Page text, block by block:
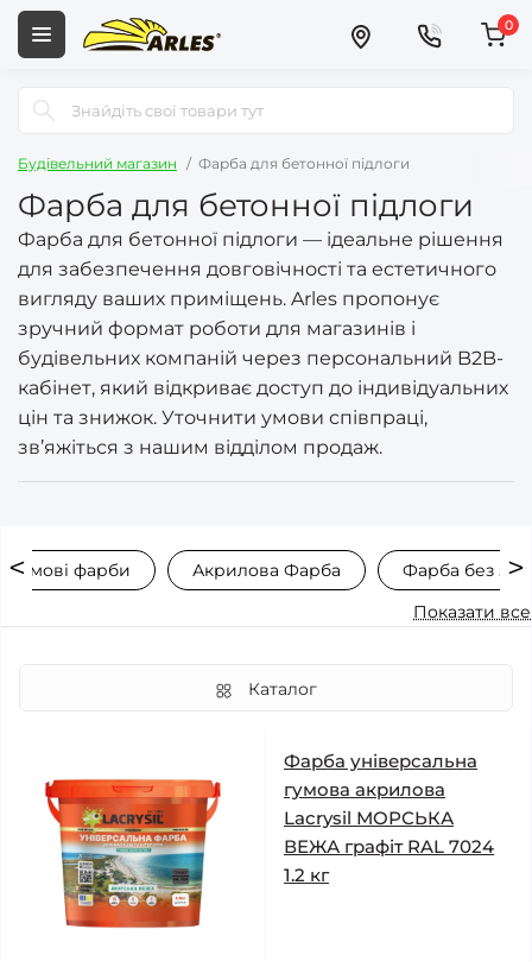
0
Будівельний магазин Фарба для бетонної підлоги
Фарба для бетонної підлоги
Фарба для бетонної підлоги — ідеальне рішення
для забезпечення довговічності та естетичного
вигляду ваших приміщень. Arles пропонує
зручний формат роботи для магазинів і
будівельних компаній через персональний B2B-
кабінет, який відкриває доступ до індивідуальних
цін та знижок. Уточнити умови співпраці,
зв’яжіться з нашим відділом продаж.
Гумові фарби Акрилова Фарба
Фарба без
Показати все
Каталог
Фарба універсальна
гумова акрилова
Lacrysil МОРСЬКА
ВЕЖА графіт RAL 7024
1.2 кг